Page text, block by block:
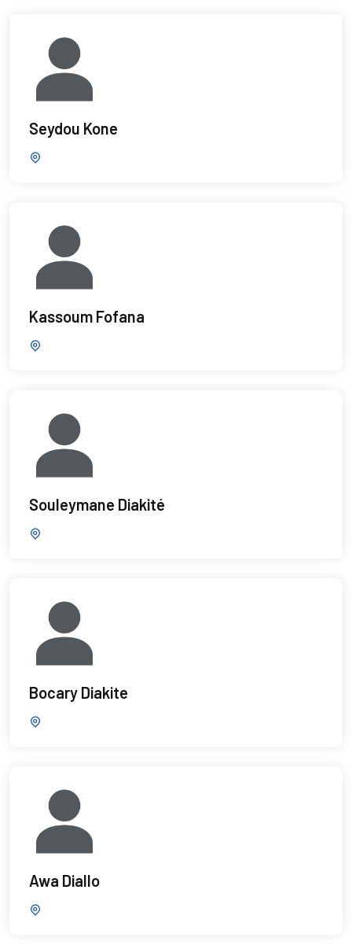
Seydou Kone
Kassoum Fofana
Souleymane Diakité
Bocary Diakite
Awa Diallo